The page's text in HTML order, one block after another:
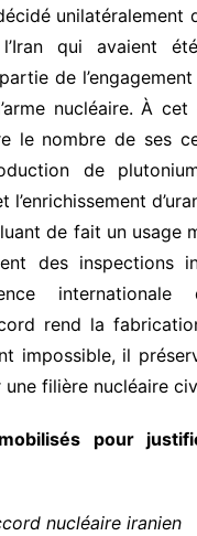
unilatéralement
qui avaient
de l’engagement
nucléaire. À cet
le nombre de ses
de
l’enrichissement
de fait un usage
des inspections
internationale
rend la
impossible, il
une filière nucléaire
pour
nucléaire iranien